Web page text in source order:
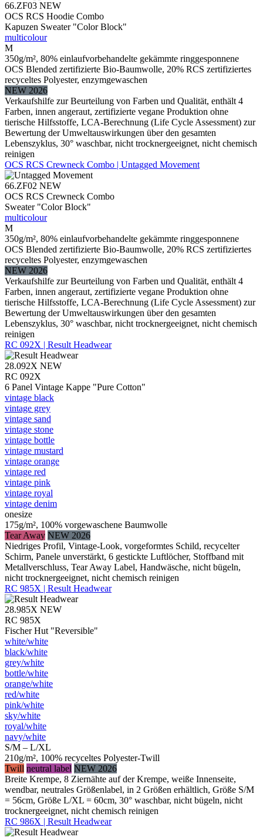
66.ZF03 NEW
OCS RCS Hoodie Combo
Kapuzen Sweater "Color Block"
multicolour
M
350g/m², 80% einlaufvorbehandelte gekämmte ringgesponnene
OCS Blended zertifizierte Bio-Baumwolle, 20% RCS zertifiziertes
recyceltes Polyester, enzymgewaschen
NEW 2026
Verkaufshilfe zur Beurteilung von Farben und Qualität, enthält 4
Farben, innen angeraut, zertifizierte vegane Produktion ohne
tierische Hilfsstoffe, LCA-Berechnung (Life Cycle Assessment) zur
Bewertung der Umweltauswirkungen über den gesamten
Lebenszyklus, 30° waschbar, nicht trocknergeeignet, nicht chemisch
reinigen
OCS RCS Crewneck Combo | Untagged Movement
66.ZF02 NEW
OCS RCS Crewneck Combo
Sweater "Color Block"
multicolour
M
350g/m², 80% einlaufvorbehandelte gekämmte ringgesponnene
OCS Blended zertifizierte Bio-Baumwolle, 20% RCS zertifiziertes
recyceltes Polyester, enzymgewaschen
NEW 2026
Verkaufshilfe zur Beurteilung von Farben und Qualität, enthält 4
Farben, innen angeraut, zertifizierte vegane Produktion ohne
tierische Hilfsstoffe, LCA-Berechnung (Life Cycle Assessment) zur
Bewertung der Umweltauswirkungen über den gesamten
Lebenszyklus, 30° waschbar, nicht trocknergeeignet, nicht chemisch
reinigen
RC 092X | Result Headwear
28.092X NEW
RC 092X
6 Panel Vintage Kappe "Pure Cotton"
vintage black
vintage grey
vintage sand
vintage stone
vintage bottle
vintage mustard
vintage orange
vintage red
vintage pink
vintage royal
vintage denim
onesize
175g/m², 100% vorgewaschene Baumwolle
Tear Away NEW 2026
Niedriges Profil, Vintage-Look, vorgeformtes Schild, recycelter
Schirm, Panele unverstärkt, 6 gestickte Luftlöcher, Stoffband mit
Metallverschluss, Tear Away Label, Handwäsche, nicht bügeln,
nicht trocknergeeignet, nicht chemisch reinigen
RC 985X | Result Headwear
28.985X NEW
RC 985X
Fischer Hut "Reversible"
white/​white
black/​white
grey/​white
bottle/​white
orange/​white
red/​white
pink/​white
sky/​white
royal/​white
navy/​white
S/M – L/XL
210g/m², 100% recyceltes Polyester-Twill
Twill neutral label NEW 2026
Breite Krempe, 8 Ziernähte auf der Krempe, weiße Innenseite,
wendbar, neutrales Größenlabel, in 2 Größen erhältlich, Größe S/M
= 56cm, Größe L/XL = 60cm, 30° waschbar, nicht bügeln, nicht
trocknergeeignet, nicht chemisch reinigen
RC 986X | Result Headwear